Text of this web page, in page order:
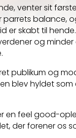
venter sit
balance,
er skabt til
og
publikum og
blev hyldet
er en feel
der forener os